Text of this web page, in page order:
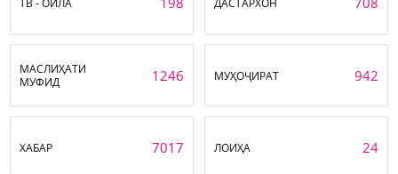
ТВ - ОИЛА ДАСТАРХОН
МАСЛИҲАТИ
МУФИД
1246 МУҲОҶИРАТ 942
ХАБАР 7017 ЛОИҲА 24